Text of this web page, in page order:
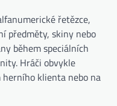
řetězce,
předměty, skiny nebo
během speciálních
Hráči obvykle
klienta nebo na